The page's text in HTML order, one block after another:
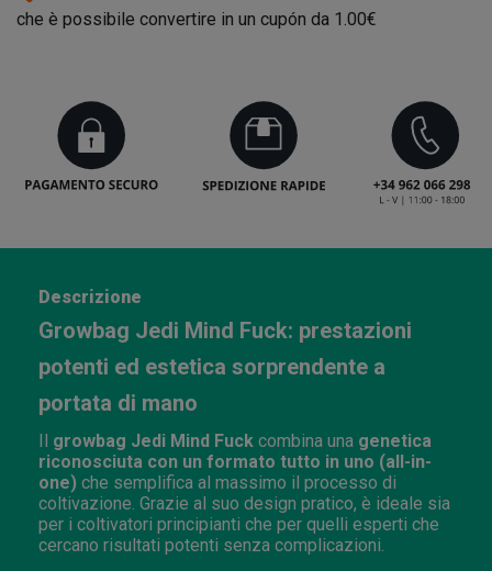
che è possibile convertire in un cupón da 1.00€
Descrizione
Growbag Jedi Mind Fuck: prestazioni
potenti ed estetica sorprendente a
portata di mano
Il growbag Jedi Mind Fuck combina una genetica
riconosciuta con un formato tutto in uno (all-in-
one) che semplifica al massimo il processo di
coltivazione. Grazie al suo design pratico, è ideale sia
per i coltivatori principianti che per quelli esperti che
cercano risultati potenti senza complicazioni.